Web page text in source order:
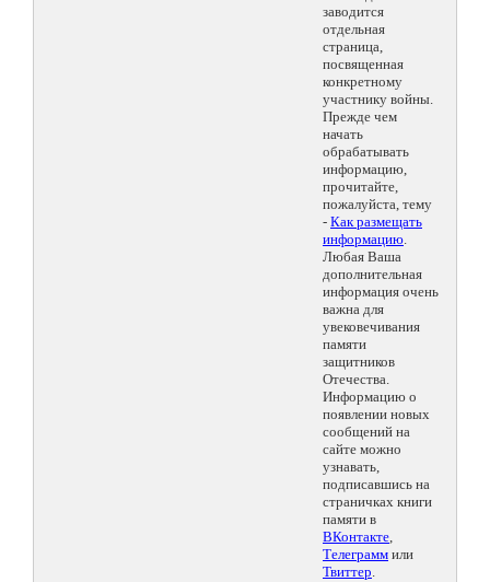
заводится
отдельная
страница,
посвященная
конкретному
участнику войны.
Прежде чем
начать
обрабатывать
информацию,
прочитайте,
пожалуйста, тему
- Как размещать
информацию.
Любая Ваша
дополнительная
информация очень
важна для
увековечивания
памяти
защитников
Отечества.
Информацию о
появлении новых
сообщений на
сайте можно
узнавать,
подписавшись на
страничках книги
памяти в
ВКонтакте,
Телеграмм или
Твиттер.